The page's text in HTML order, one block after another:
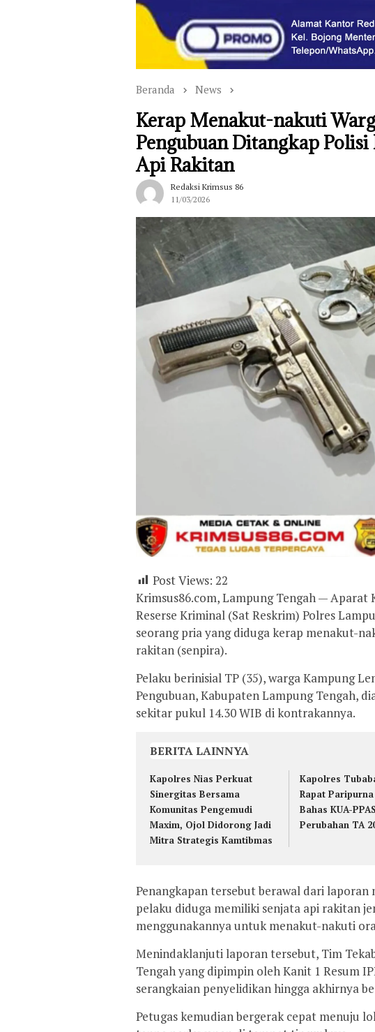
Beranda News
Kerap Menakut-nakuti
Pengubuan Ditangkap
Api Rakitan
Redaksi Krimsus 86
11/03/2026
Post Views: 22
Krimsus86.com, Lampung Tengah — Aparat
Reserse Kriminal (Sat Reskrim) Polres
seorang pria yang diduga kerap menakut-
rakitan (senpira).
Pelaku berinisial TP (35), warga Kampung
Pengubuan, Kabupaten Lampung Tengah,
sekitar pukul 14.30 WIB di kontrakannya.
BERITA LAINNYA
Kapolres Nias Perkuat
Sinergitas Bersama
Komunitas Pengemudi
Maxim, Ojol Didorong Jadi
Mitra Strategis Kamtibmas
Kapolres
Rapat Paripurna
Bahas KUA-PPAS
Perubahan TA
Penangkapan tersebut berawal dari laporan
pelaku diduga memiliki senjata api rakitan
menggunakannya untuk menakut-nakuti
Menindaklanjuti laporan tersebut, Tim
Tengah yang dipimpin oleh Kanit 1 Resum
serangkaian penyelidikan hingga akhirnya
Petugas kemudian bergerak cepat menuju